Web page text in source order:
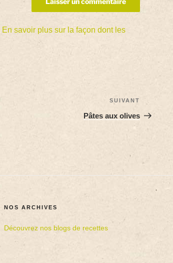
En savoir plus sur la façon dont les
SUIVANT
Pâtes aux olives
NOS ARCHIVES
Découvrez nos blogs de recettes